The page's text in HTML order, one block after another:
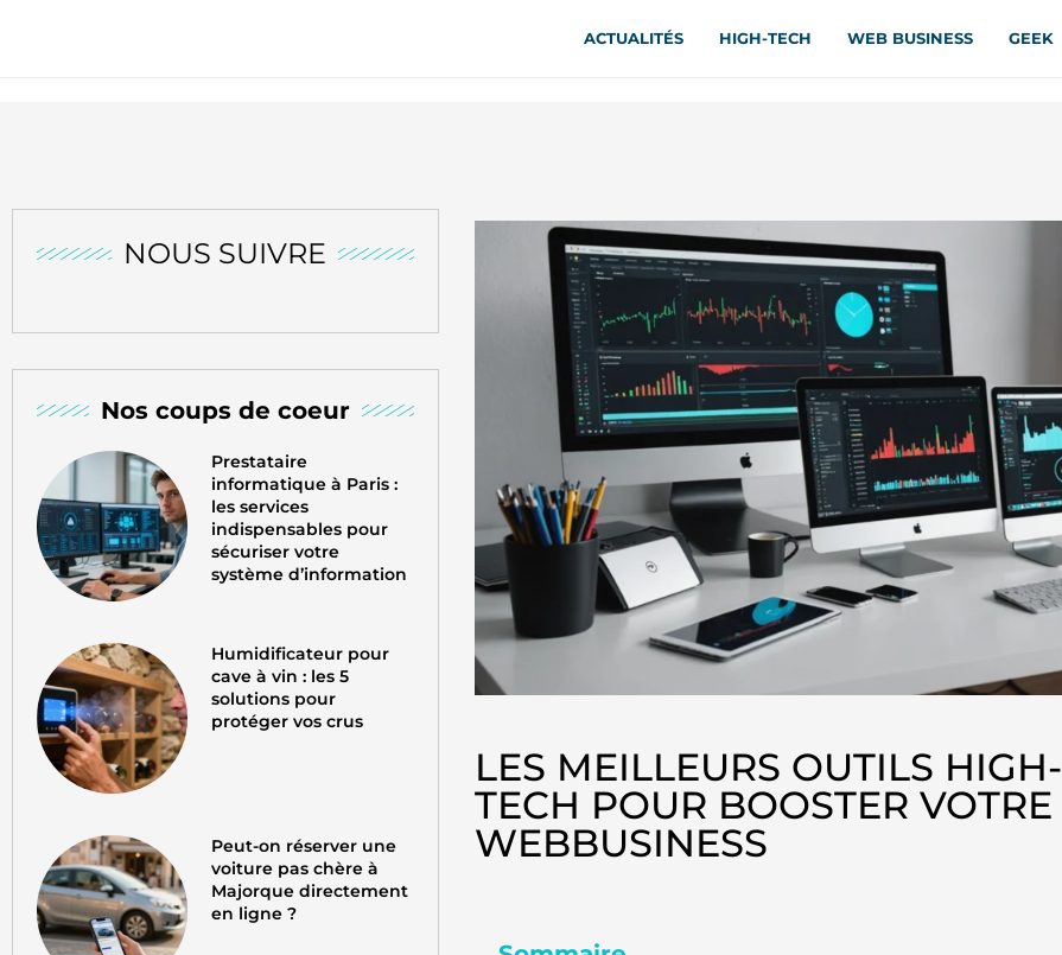
ACTUALITÉS HIGH-TECH WEB BUSINESS GEEK
NOUS SUIVRE
Nos coups de coeur
Prestataire
informatique à Paris :
les services
indispensables pour
sécuriser votre
système d’information
Humidificateur pour
cave à vin : les 5
solutions pour
protéger vos crus
Peut-on réserver une
voiture pas chère à
Majorque directement
en ligne ?
LES MEILLEURS OUTILS HIGH-
TECH POUR BOOSTER VOTRE
WEBBUSINESS